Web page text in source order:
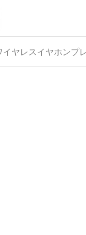
イヤレスイヤホンプ